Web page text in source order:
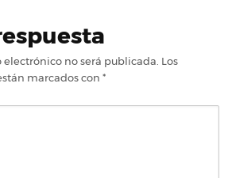
electrónico no será publicada. Los
marcados con *